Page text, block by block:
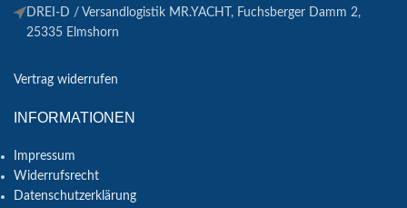
DREI-D / Versandlogistik MR.YACHT, Fuchsberger Damm 2,
25335 Elmshorn
Vertrag widerrufen
INFORMATIONEN
Impressum
Widerrufsrecht
Datenschutzerklärung